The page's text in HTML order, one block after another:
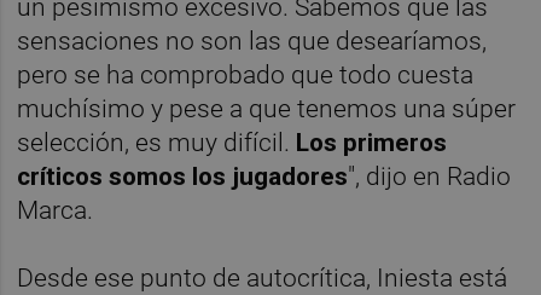
un pesimismo excesivo. Sabemos que las
sensaciones no son las que desearíamos,
pero se ha comprobado que todo cuesta
muchísimo y pese a que tenemos una súper
selección, es muy difícil. Los primeros
críticos somos los jugadores", dijo en Radio
Marca.
Desde ese punto de autocrítica, Iniesta está